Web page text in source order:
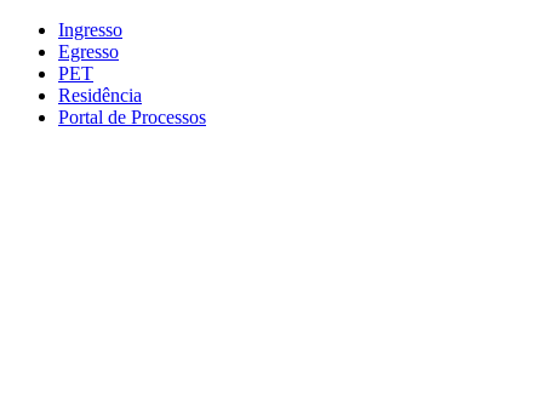
Conteúdo principal
Ingresso
Egresso
PET
Residência
Portal de Processos